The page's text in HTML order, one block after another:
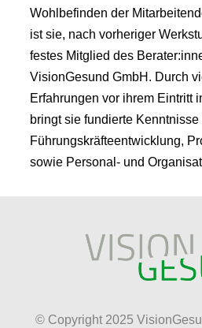
Wohlbefinden der
ist sie, nach vorheriger
festes Mitglied des
VisionGesund GmbH. Durch
Erfahrungen vor ihrem Eintritt
bringt sie fundierte
Führungskräfteentwicklung,
sowie Personal- und
© Copyright 2025